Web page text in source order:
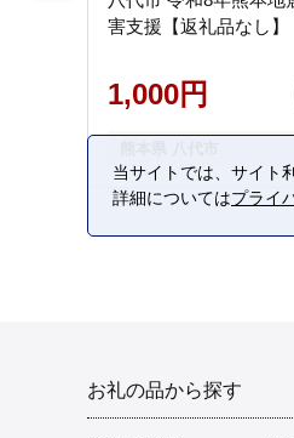
害支援【返礼品なし】
1,000円
お礼の品から探す
当サイトでは、サイト
詳細についてはプライ